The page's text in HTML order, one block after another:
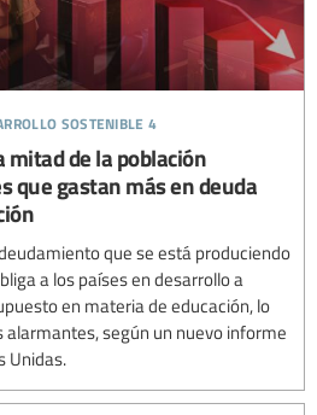
sostenible 4
mitad de la población
que gastan más en deuda
que se está produciendo
a los países en desarrollo a
en materia de educación, lo
según un nuevo informe
Unidas.